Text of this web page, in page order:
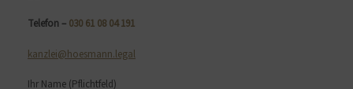
Telefon – 030 61 08 04 191
kanzlei@hoesmann.legal
Ihr Name (Pflichtfeld)